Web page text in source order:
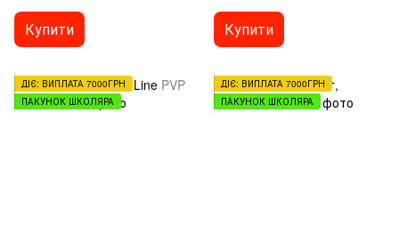
Купити Купити
ДІЄ: ВИПЛАТА 7000ГРН
ПАКУНОК ШКОЛЯРА
ДІЄ: ВИПЛАТА 7000ГРН
ПАКУНОК ШКОЛЯРА